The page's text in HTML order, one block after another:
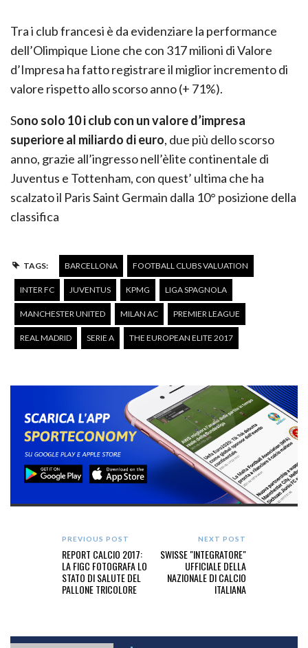
Tra i club francesi è da evidenziare la performance
dell’Olimpique Lione che con 317 milioni di Valore
d’Impresa ha fatto registrare il miglior incremento di
valore rispetto allo scorso anno (+ 71%).
Sono solo 10 i club con un valore d’impresa
superiore al miliardo di euro, due più dello scorso
anno, grazie all’ingresso nell’èlite continentale di
Juventus e Tottenham, con quest’ ultima che ha
scalzato il Paris Saint Germain dalla 10° posizione della
classifica
TAGS: BARCELLONA FOOTBALL CLUBS VALUATION
INTER FC JUVENTUS KPMG LIGA SPAGNOLA
MANCHESTER UNITED MILAN AC PREMIER LEAGUE
REAL MADRID SERIE A THE EUROPEAN ELITE 2017
PREVIOUS POST
REPORT CALCIO 2017:
LA FIGC FOTOGRAFA LO
STATO DI SALUTE DEL
PALLONE TRICOLORE
NEXT POST
SWISSE "INTEGRATORE"
UFFICIALE DELLA
NAZIONALE DI CALCIO
ITALIANA